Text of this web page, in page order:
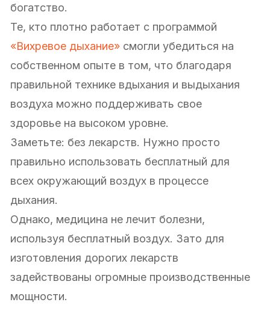
богатство.
Те, кто плотно работает с программой
«Вихревое дыхание» смогли убедиться на
собственном опыте в том, что благодаря
правильной технике вдыхания и выдыхания
воздуха можно поддерживать свое
здоровье на высоком уровне.
Заметьте: без лекарств. Нужно просто
правильно использовать бесплатный для
всех окружающий воздух в процессе
дыхания.
Однако, медицина не лечит болезни,
используя бесплатный воздух. Зато для
изготовления дорогих лекарств
задействованы огромные производственные
мощности.